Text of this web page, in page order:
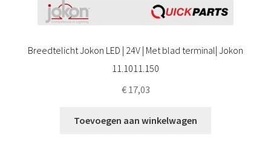
Breedtelicht Jokon LED | 24V | Met blad terminal| Jokon
11.1011.150
€17,03
Toevoegen aan winkelwagen